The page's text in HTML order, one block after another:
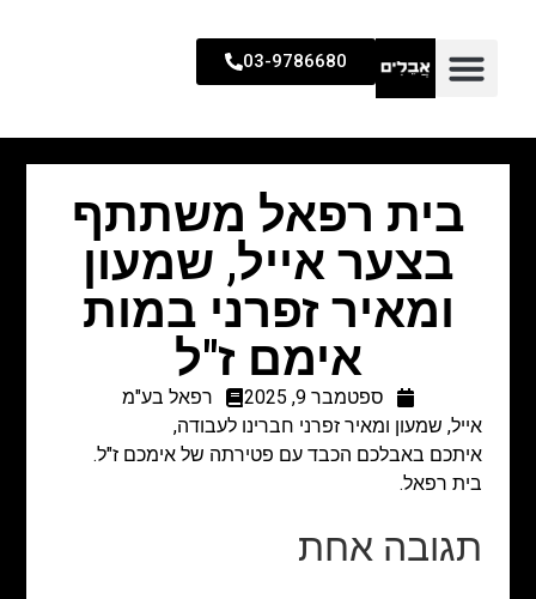
03-9786680
בית רפאל משתתף
בצער אייל, שמעון
ומאיר זפרני במות
אימם ז"ל
ספטמבר 9, 2025
רפאל בע"מ
אייל, שמעון ומאיר זפרני חברינו לעבודה,
איתכם באבלכם הכבד עם פטירתה של אימכם ז"ל.
בית רפאל.
תגובה אחת